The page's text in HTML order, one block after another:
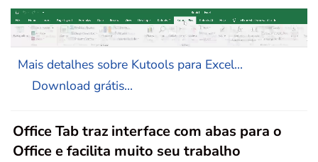
Mais detalhes sobre Kutools para Excel...
Download grátis...
Office Tab traz interface com abas para o
Office e facilita muito seu trabalho